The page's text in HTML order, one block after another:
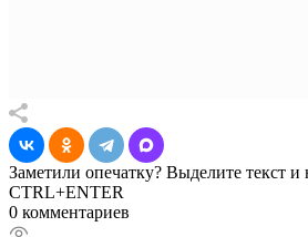
Заметили опечатку? Выделите текст
CTRL+ENTER
0 комментариев